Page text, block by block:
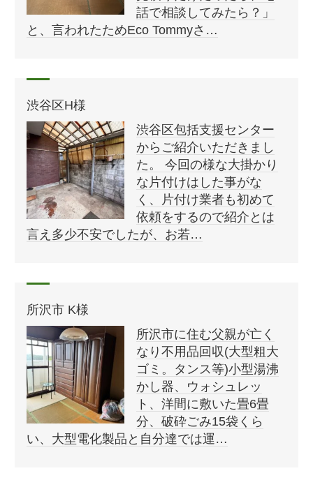
話で相談してみたら？」
と、言われたためEco Tommyさ…
渋谷区H様
渋谷区包括支援センター
からご紹介いただきまし
た。 今回の様な大掛かり
な片付けはした事がな
く、片付け業者も初めて
依頼をするので紹介とは
言え多少不安でしたが、お若…
所沢市 K様
所沢市に住む父親が亡く
なり不用品回収(大型粗大
ゴミ。タンス等)小型湯沸
かし器、ウォシュレッ
ト、洋間に敷いた畳6畳
分、破砕ごみ15袋くら
い、大型電化製品と自分達では運…